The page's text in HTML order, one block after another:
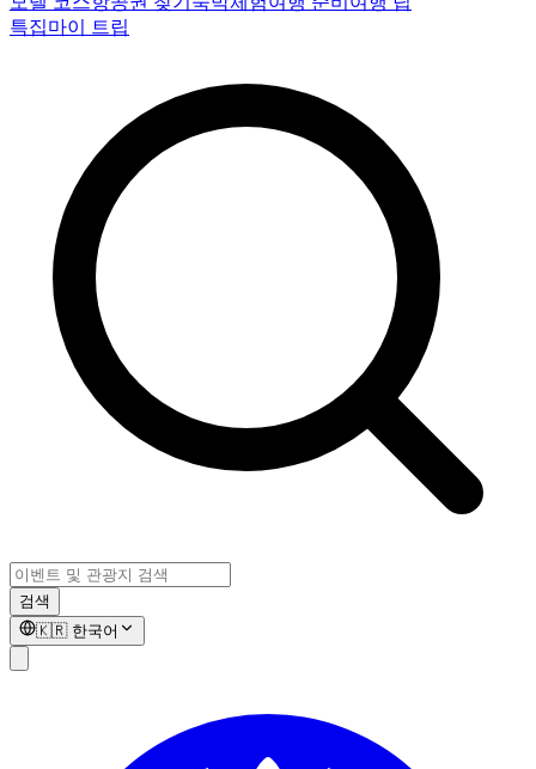
특집마이 트립
검색
🇰🇷 한국어